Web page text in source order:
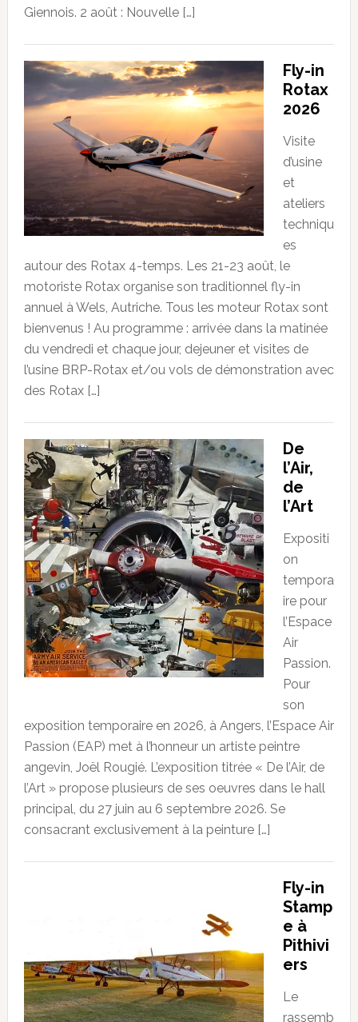
Giennois. 2 août : Nouvelle […]
Fly-in
Rotax
2026
Visite
d’usine
et
ateliers
techniqu
es
autour des Rotax 4-temps. Les 21-23 août, le
motoriste Rotax organise son traditionnel fly-in
annuel à Wels, Autriche. Tous les moteur Rotax sont
bienvenus ! Au programme : arrivée dans la matinée
du vendredi et chaque jour, dejeuner et visites de
l’usine BRP-Rotax et/ou vols de démonstration avec
des Rotax […]
De
l’Air,
de
l’Art
Expositi
on
tempora
ire pour
l’Espace
Air
Passion.
Pour
son
exposition temporaire en 2026, à Angers, l’Espace Air
Passion (EAP) met à l’honneur un artiste peintre
angevin, Joël Rougié. L’exposition titrée « De l’Air, de
l’Art » propose plusieurs de ses oeuvres dans le hall
principal, du 27 juin au 6 septembre 2026. Se
consacrant exclusivement à la peinture […]
Fly-in
Stamp
e à
Pithivi
ers
Le
rassemb